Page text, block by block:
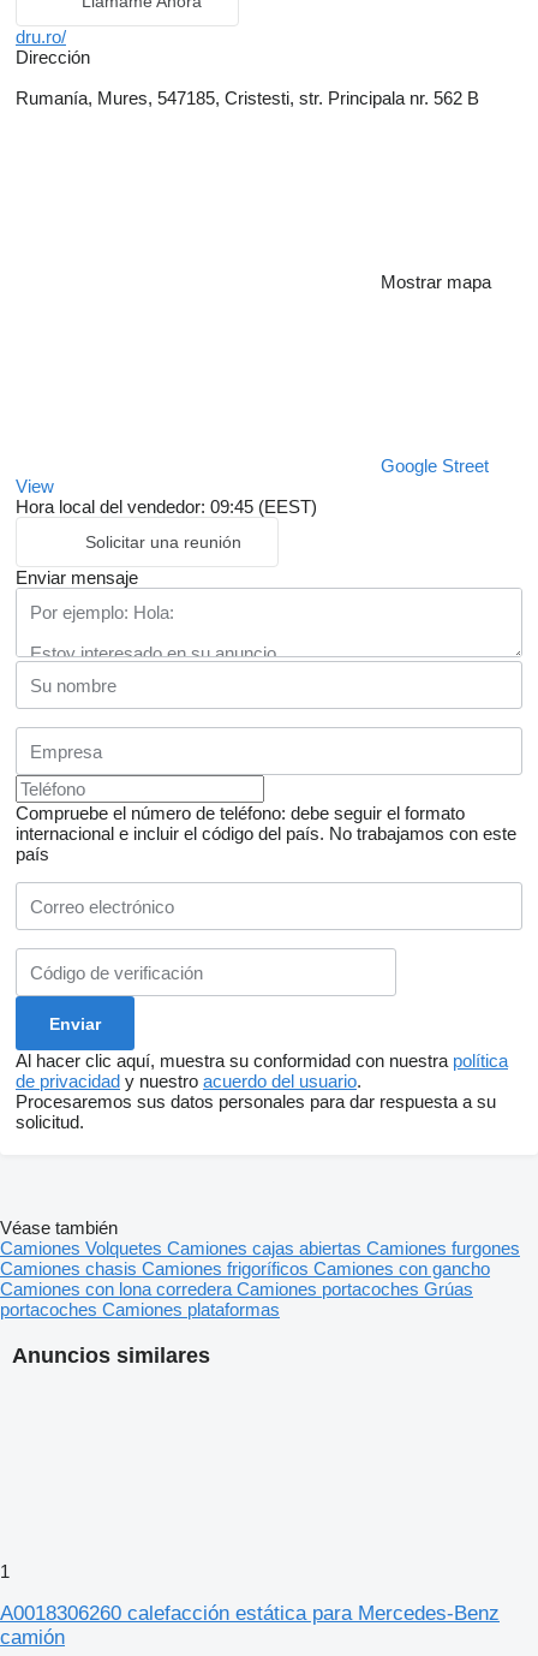
dru.ro/
Dirección
Rumanía, Mures, 547185, Cristesti, str. Principala nr. 562 B
Mostrar mapa
Google Street
View
Hora local del vendedor: 09:45 (EEST)
Solicitar una reunión
Enviar mensaje
Compruebe el número de teléfono: debe seguir el formato
internacional e incluir el código del país. No trabajamos con este
país
Al hacer clic aquí, muestra su conformidad con nuestra política
de privacidad y nuestro acuerdo del usuario.
Procesaremos sus datos personales para dar respuesta a su
solicitud.
Anuncios similares
1
A0018306260 calefacción estática para Mercedes-Benz
camión
Véase también
Camiones Volquetes Camiones cajas abiertas Camiones furgones
Camiones chasis Camiones frigoríficos Camiones con gancho
Camiones con lona corredera Camiones portacoches Grúas
portacoches Camiones plataformas